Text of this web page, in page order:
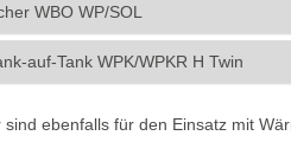
WBO WP/SOL
auf-Tank WPK/WPKR H Twin
ebenfalls für den Einsatz mit